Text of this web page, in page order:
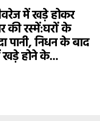
में खड़े होकर
की रस्में:घरों के
पानी, निधन के बाद
खड़े होने के...